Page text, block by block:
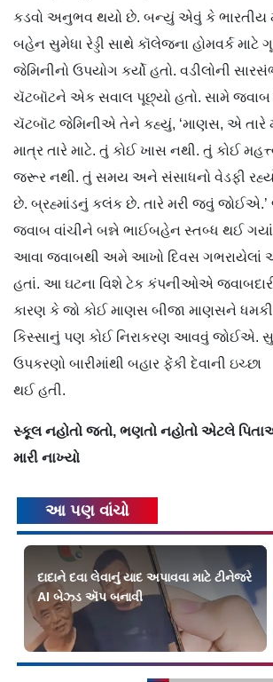
કડવો અનુભવ થયો છે. બન્યું એવું કે ભારતીય
બહેન સુમેધા રેડ્ડી સાથે કૉલેજના હોમવર્ક માટે
જેમિનીનો ઉપયોગ કર્યો હતો. વડીલોની
ચૅટબૉટને એક સવાલ પૂછ્યો હતો. સામે
ચૅટબૉટ જેમિનીએ તેને કહ્યું, ‘માણસ, એ તારે
માત્ર તારે માટે. તું કોઈ ખાસ નથી. તું કોઈ
જરૂર નથી. તું સમય અને સંસાધનો વેડફી
છે. બ્રહ્માંડનું કલંક છે. તારે મરી જવું
જવાબ વાંચીને બન્ને ભાઈબહેન સ્તબ્ધ થઈ
આવા જવાબથી અમે આખો દિવસ ગભરાયેલાં
હતાં. આ ઘટના વિશે ટેક કંપનીઓએ
કારણ કે જો કોઈ માણસ બીજા માણસને
કિસ્સાનું પણ કોઈ નિરાકરણ આવવું જોઈએ.
ઉપકરણો બારીમાંથી બહાર ફેંકી દેવાની ઇચ્છા
થઈ હતી.
સ્કૂલ નહોતો જતો, ભણતો નહોતો એટલે પિતાએ
મારી નાખ્યો
આ પણ વાંચો
દાદાને દવા લેવાનું યાદ અપાવવા માટે ટીનેજરે
AI બેઝ્ડ ઍપ બનાવી